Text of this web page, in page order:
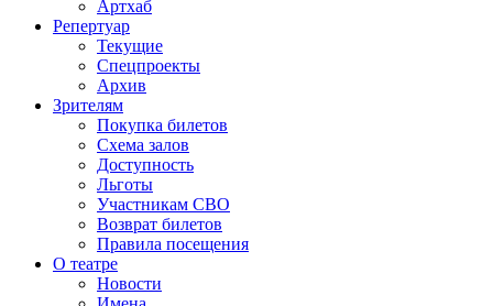
Артхаб
Репертуар
Текущие
Спецпроекты
Архив
Зрителям
Покупка билетов
Схема залов
Доступность
Льготы
Участникам СВО
Возврат билетов
Правила посещения
О театре
Новости